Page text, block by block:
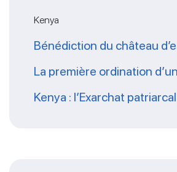
Kenya
Bénédiction du château
La première ordination
Kenya : l’Exarchat